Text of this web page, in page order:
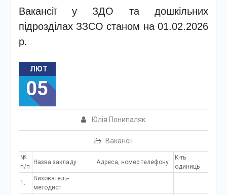
Вакансії у ЗДО та дошкільних
підрозділах ЗЗСО станом на 01.02.2026
р.
ЛЮТ
05
Юлія Понипаляк
Вакансії
№
п/п
Назва закладу Адреса, номер телефону
К-ть
одиниць
1.
Вихователь-
методист